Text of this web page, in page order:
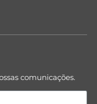
comunicações.